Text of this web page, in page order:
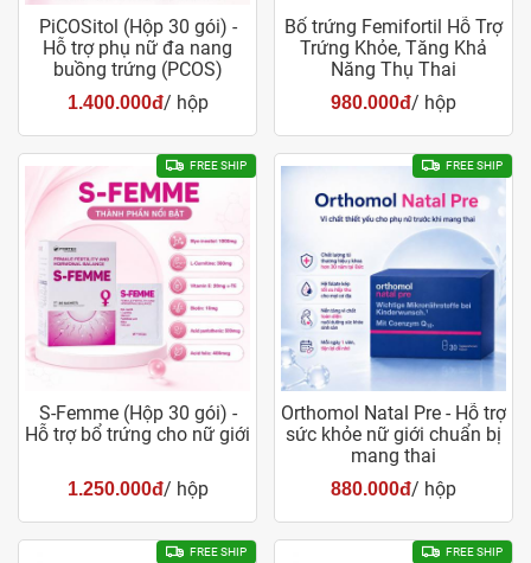
PiCOSitol (Hộp 30 gói) -
Hỗ trợ phụ nữ đa nang
buồng trứng (PCOS)
1.400.000đ/ hộp
Bổ trứng Femifortil Hỗ Trợ
Trứng Khỏe, Tăng Khả
Năng Thụ Thai
980.000đ/ hộp
FREE SHIP
S-Femme (Hộp 30 gói) -
Hỗ trợ bổ trứng cho nữ giới
1.250.000đ/ hộp
FREE SHIP
Orthomol Natal Pre - Hỗ trợ
sức khỏe nữ giới chuẩn bị
mang thai
880.000đ/ hộp
FREE SHIP FREE SHIP